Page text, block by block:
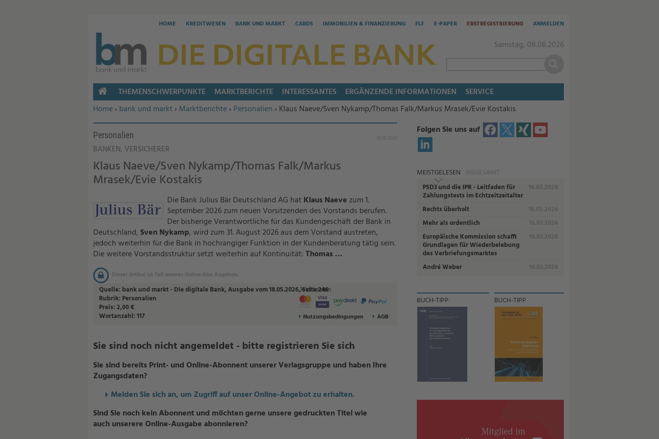
Samstag, 08.08.2026
HOME KREDITWESEN BANK UND MARKT CARDS IMMOBILIEN & FINANZIERUNG FLF E-PAPER ERSTREGISTRIERUNG ANMELDEN
Sie befinden sich hier:
Home› bank und markt › Marktberichte› Personalien › Klaus Naeve/Sven Nykamp/Thomas Falk/Markus Mrasek/Evie Kostakis
Personalien
BANKEN, VERSICHERER
Klaus Naeve/Sven Nykamp/Thomas Falk/Markus
Mrasek/Evie Kostakis
Die Bank Julius Bär Deutschland AG hat Klaus Naeve zum 1.
September 2026 zum neuen Vorsitzenden des Vorstands berufen.
Der bisherige Verantwortliche für das Kundengeschäft der Bank in
Deutschland,Sven Nykamp, wird zum 31. August 2026 aus dem Vorstand austreten,
jedoch weiterhin für die Bank in hochrangiger Funktion in der Kundenberatung tätig sein.
Die weitere Vorstandsstruktur setzt weiterhin auf Kontinuität:Thomas …
Dieser Artikel ist Teil unseres Online-Abo Angebots.
Quelle: bank und markt - Die digitale Bank, Ausgabe vom 18.05.2026, Seite 246
Rubrik: Personalien
Preis:2,00 €
Wortanzahl:117
Jetzt kaufen
Nutzungsbedingungen AGB
Sie sind noch nicht angemeldet - bitte registrieren Sie sich
Sie sind bereits Print- und Online-Abonnent unserer Verlagsgruppe und haben Ihre
Zugangsdaten?
Melden Sie sich an, um Zugriff auf unser Online-Angebot zu erhalten.
Sind Sie noch kein Abonnent und möchten gerne unsere gedruckten Titel wie
auch unserere Online-Ausgabe abonnieren?
Folgen Sie uns auf
MEISTGELESEN INSGESAMT
PSD3 und die IPR - Leitfaden für
Zahlungstests im Echtzeitzeitalter
Rechts überholt
Mehr als ordentlich
Europäische Kommission schafft
Grundlagen für Wiederbelebung
des Verbriefungsmarktes
André Weber
BUCH-TIPP BUCH-TIPP
HOME
THEMENSCHWERPUNKTE MARKTBERICHTE INTERESSANTES ERGÄNZENDE INFORMATIONEN SERVICE